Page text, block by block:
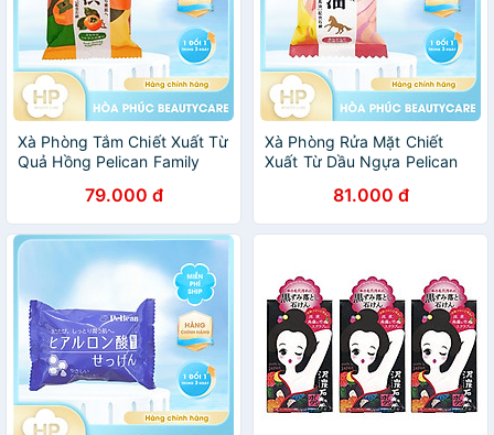
Xà Phòng Tắm Chiết Xuất Từ
Quả Hồng Pelican Family
Polyphenol (80 G)
79.000 đ
Xà Phòng Rửa Mặt Chiết
Xuất Từ Dầu Ngựa Pelican
81.000 đ